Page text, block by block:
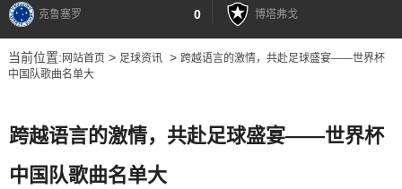
克鲁塞罗 0 博塔弗戈
当前位置: 网站首页> 足球资讯> 跨越语言的激情，共赴足球盛宴——世界杯
中国队歌曲名单大
跨越语言的激情，共赴足球盛宴——世界杯
中国队歌曲名单大